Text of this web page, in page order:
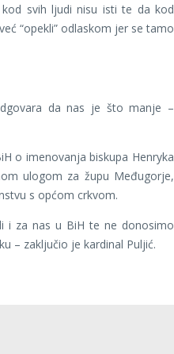
svih ljudi nisu isti te da kod
“opekli” odlaskom jer se tamo
da nas je što manje –
o imenovanja biskupa Henryka
ulogom za župu Međugorje,
s općom crkvom.
i za nas u BiH te ne donosimo
– zaključio je kardinal Puljić.